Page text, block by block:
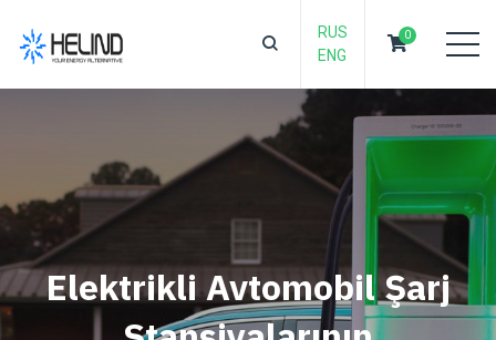
RUS
ENG
0
Elektrikli Avtomobil Şarj